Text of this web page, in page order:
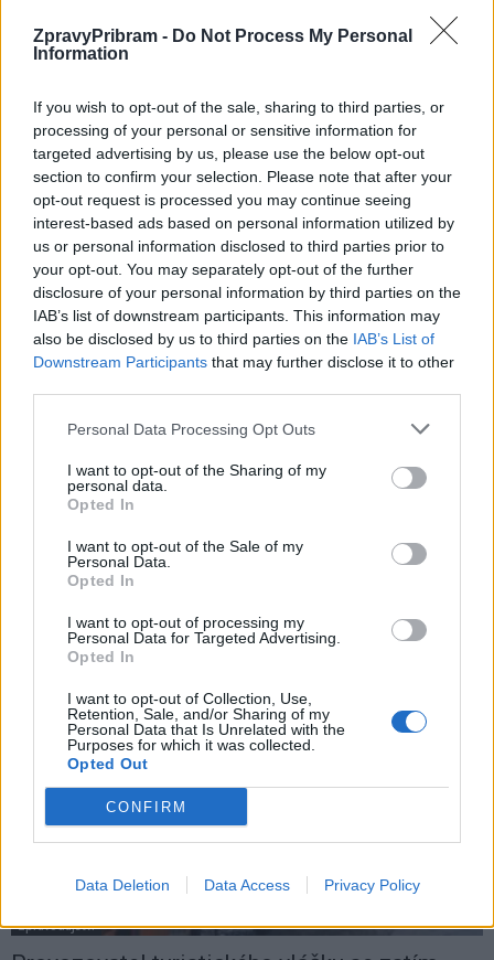
ZpravyPribram - Do Not Process My Personal
Information
If you wish to opt-out of the sale, sharing to third parties, or
processing of your personal or sensitive information for
targeted advertising by us, please use the below opt-out
section to confirm your selection. Please note that after your
opt-out request is processed you may continue seeing
interest-based ads based on personal information utilized by
us or personal information disclosed to third parties prior to
your opt-out. You may separately opt-out of the further
disclosure of your personal information by third parties on the
IAB’s list of downstream participants. This information may
also be disclosed by us to third parties on the IAB’s List of
Downstream Participants that may further disclose it to other
Personal Data Processing Opt Outs
I want to opt-out of the Sharing of my
personal data.
Opted In
I want to opt-out of the Sale of my
Personal Data.
Opted In
I want to opt-out of processing my
Personal Data for Targeted Advertising.
Opted In
I want to opt-out of Collection, Use,
Retention, Sale, and/or Sharing of my
Personal Data that Is Unrelated with the
Purposes for which it was collected.
Opted Out
CONFIRM
Data Deletion Data Access Privacy Policy
O čem se mluví
radního
Martin Poulíček - 11. 2. 2020
PŘÍBRAM - Dnes odpoledne leader zastupitelů Top 09 Václav Švenda
oznámil starostovi Janu Konvalinkovi (ANO), že nepřijímají nabízené
křeslo radního. "Nemůžeme a nechceme být fíkovým...
O čem se mluví
Chrastina odstupuje, Konvalinka si namlouvá
Švendu
Martin Poulíček - 5. 2. 2020
odstoupí z funkce člena rady města Svatopluk Chrastina za ODS. Proč
Zpravodajství